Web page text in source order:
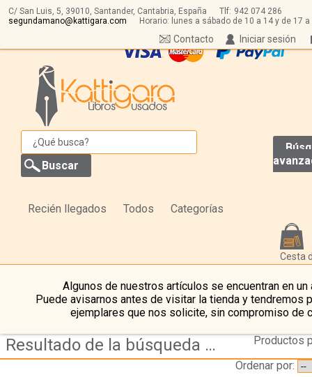
C/ San Luis, 5, 39010, Santander, Cantabria, España Tlf: 942 074 286
segundamano@kattigara.com
Horario: lunes a sábado de 10 a 14 y de 17 a
Iniciar sesión
Contacto
Recién llegados Todos Categorías
Cesta
Algunos de nuestros artículos se encuentran en un
Puede avisarnos antes de visitar la tienda y tendremos
ejemplares que nos solicite, sin compromiso de
Resultado de la búsqueda de autor descartes,-rene
Productos
Ordenar por: